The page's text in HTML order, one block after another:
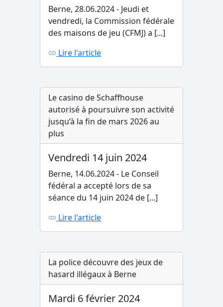
Berne, 28.06.2024 - Jeudi et
vendredi, la Commission fédérale
des maisons de jeu (CFMJ) a [...]
Lire l'article
Le casino de Schaffhouse
autorisé à poursuivre son activité
jusqu’à la fin de mars 2026 au
plus
Vendredi 14 juin 2024
Berne, 14.06.2024 - Le Conseil
fédéral a accepté lors de sa
séance du 14 juin 2024 de [...]
Lire l'article
La police découvre des jeux de
hasard illégaux à Berne
Mardi 6 février 2024